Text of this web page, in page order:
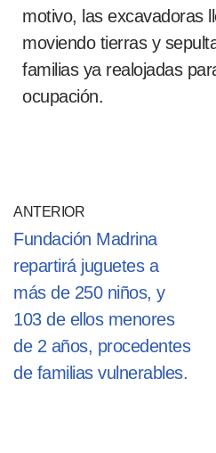
motivo, las excavadoras
moviendo tierras y
familias ya realojadas
ocupación.
ANTERIOR
Fundación Madrina
repartirá juguetes a
más de 250 niños, y
103 de ellos menores
de 2 años, procedentes
de familias vulnerables.